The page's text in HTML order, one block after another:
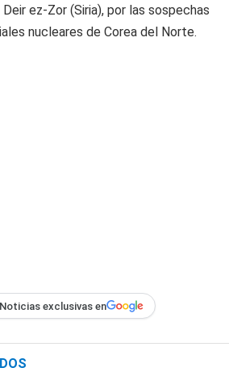
ez-Zor (Siria), por las sospechas
nucleares de Corea del Norte.
exclusivas en